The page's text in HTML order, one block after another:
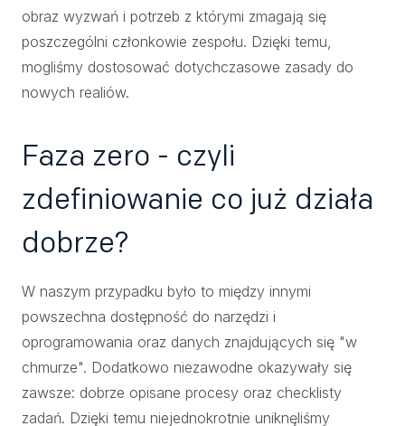
obraz wyzwań i potrzeb z którymi zmagają się
poszczególni członkowie zespołu. Dzięki temu,
mogliśmy dostosować dotychczasowe zasady do
nowych realiów.
Faza zero - czyli
zdefiniowanie co już działa
dobrze?
W naszym przypadku było to między innymi
powszechna dostępność do narzędzi i
oprogramowania oraz danych znajdujących się "w
chmurze". Dodatkowo niezawodne okazywały się
zawsze: dobrze opisane procesy oraz checklisty
zadań. Dzięki temu niejednokrotnie uniknęliśmy